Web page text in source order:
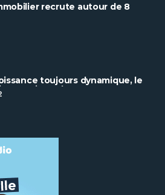
recrute autour de 8
toujours dynamique, le
continue de ......